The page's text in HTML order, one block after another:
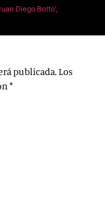
Diego Botto’,
publicada.Los
*